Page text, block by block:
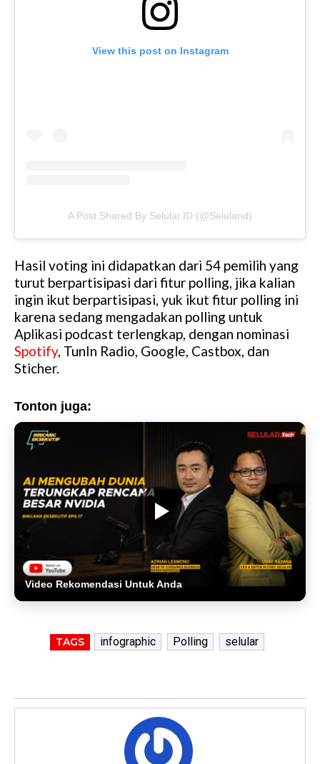
View this post on Instagram
A Post Shared By Selular.ID (@selularid)
Hasil voting ini didapatkan dari 54 pemilih yang
turut berpartisipasi dari fitur polling, jika kalian
ingin ikut berpartisipasi, yuk ikut fitur polling ini
karena sedang mengadakan polling untuk
Aplikasi podcast terlengkap, dengan nominasi
Spotify, TunIn Radio, Google, Castbox, dan
Sticher.
Tonton juga:
Video Rekomendasi Untuk Anda
TAGS infographic Polling selular